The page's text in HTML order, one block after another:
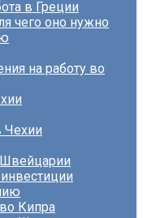
в Греции
чего оно нужно
на работу во
Чехии
Швейцарии
Кипра